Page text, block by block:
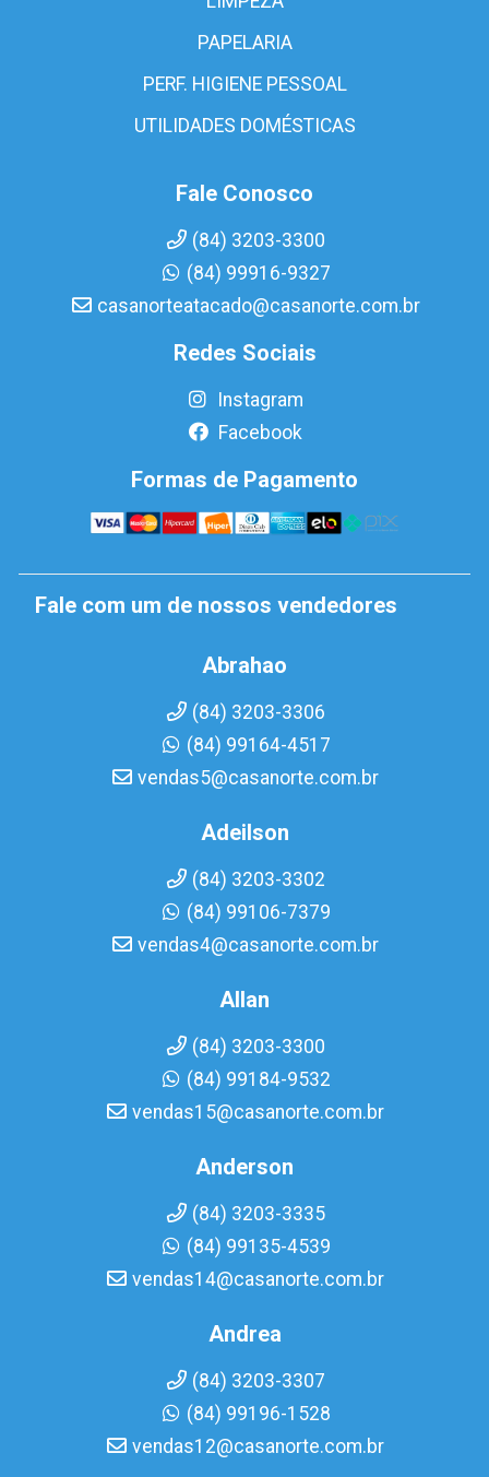
PAPELARIA
PERF. HIGIENE PESSOAL
UTILIDADES DOMÉSTICAS
Fale Conosco
(84) 3203-3300
(84) 99916-9327
casanorteatacado@casanorte.com.br
Redes Sociais
Instagram
Facebook
Formas de Pagamento
Fale com um de nossos vendedores
Abrahao
(84) 3203-3306
(84) 99164-4517
vendas5@casanorte.com.br
Adeilson
(84) 3203-3302
(84) 99106-7379
vendas4@casanorte.com.br
Allan
(84) 3203-3300
(84) 99184-9532
vendas15@casanorte.com.br
Anderson
(84) 3203-3335
(84) 99135-4539
vendas14@casanorte.com.br
Andrea
(84) 3203-3307
(84) 99196-1528
vendas12@casanorte.com.br